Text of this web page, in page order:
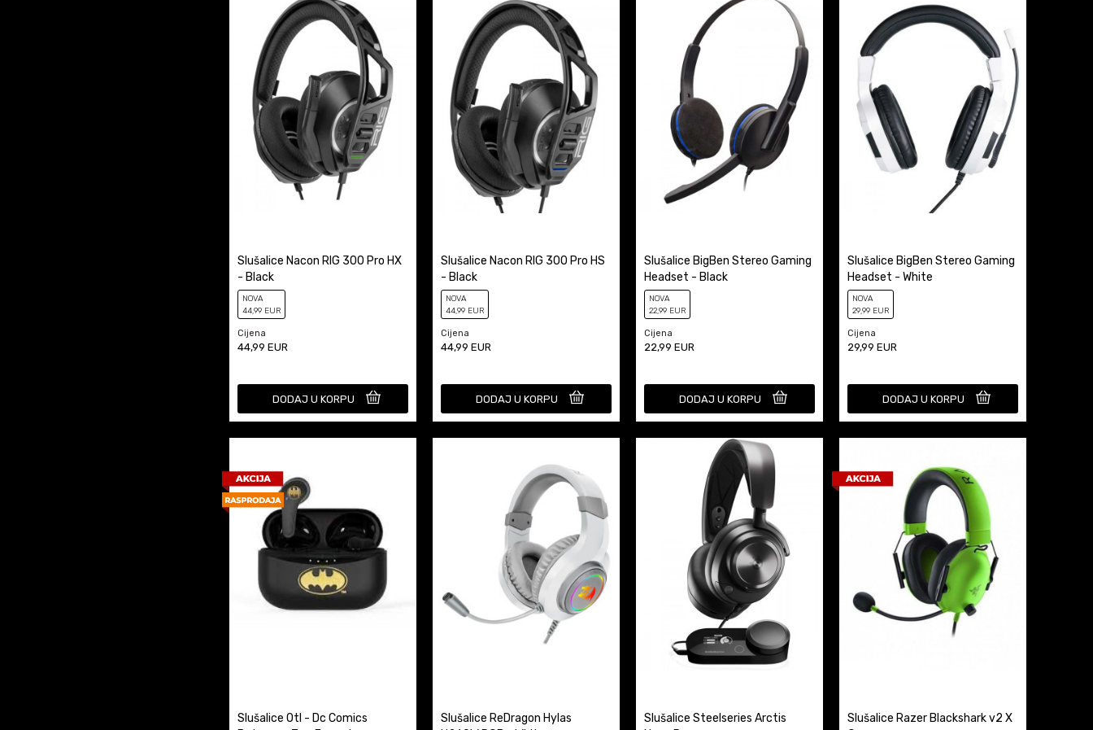
Slušalice Nacon RIG 300 Pro HX
- Black
NOVA
44,99 EUR
Cijena
44,99 EUR
DODAJ U KORPU
Slušalice Nacon RIG 300 Pro HS
- Black
NOVA
44,99 EUR
Cijena
44,99 EUR
DODAJ U KORPU
Slušalice BigBen Stereo Gaming
Headset - Black
NOVA
22,99 EUR
Cijena
22,99 EUR
DODAJ U KORPU
Slušalice BigBen Stereo Gaming
Headset - White
NOVA
29,99 EUR
Cijena
29,99 EUR
DODAJ U KORPU
Slušalice Otl - Dc Comics
Slušalice ReDragon Hylas
Slušalice Steelseries Arctis
Slušalice Razer Blackshark v2 X